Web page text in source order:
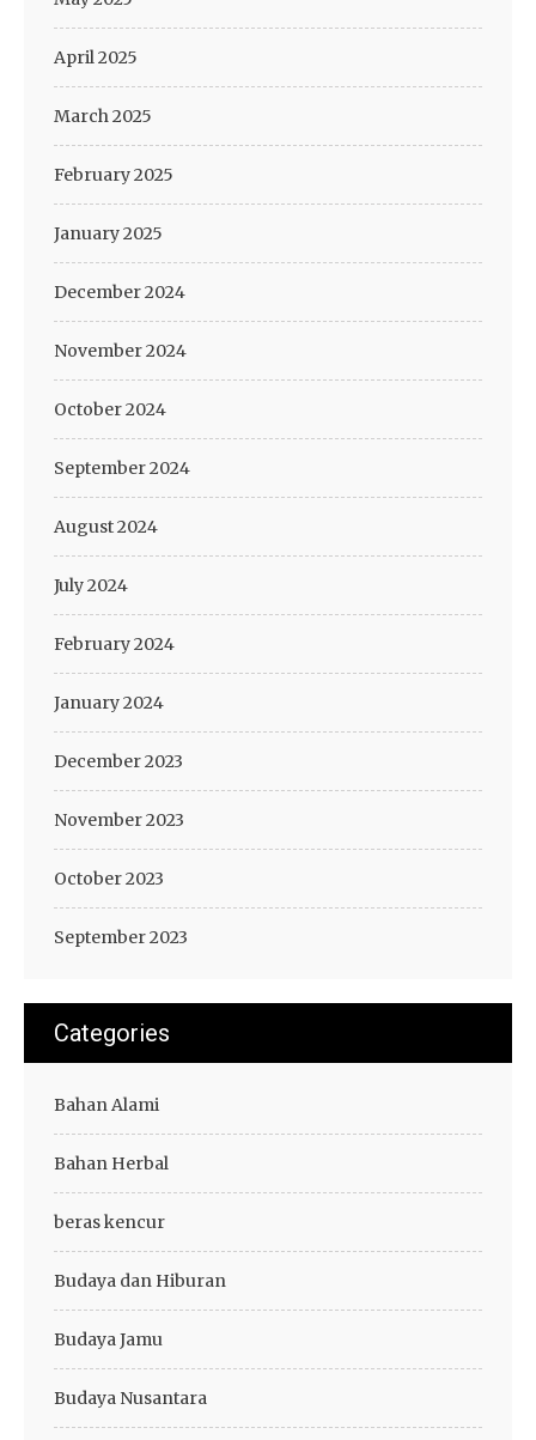
April 2025
March 2025
February 2025
January 2025
December 2024
November 2024
October 2024
September 2024
August 2024
July 2024
February 2024
January 2024
December 2023
November 2023
October 2023
September 2023
Categories
Bahan Alami
Bahan Herbal
beras kencur
Budaya dan Hiburan
Budaya Jamu
Budaya Nusantara